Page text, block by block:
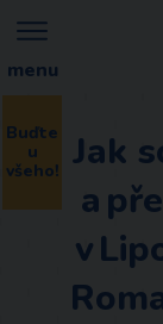
menu
Buďte
u
všeho!
Jak
a
v